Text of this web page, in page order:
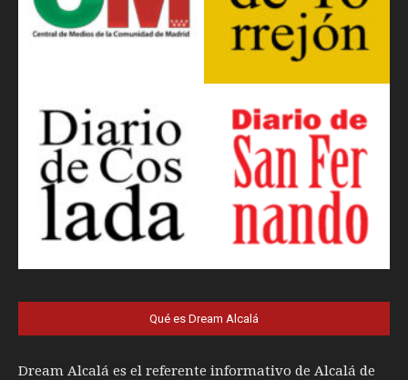
Qué es Dream Alcalá
Dream Alcalá es el referente informativo de Alcalá de